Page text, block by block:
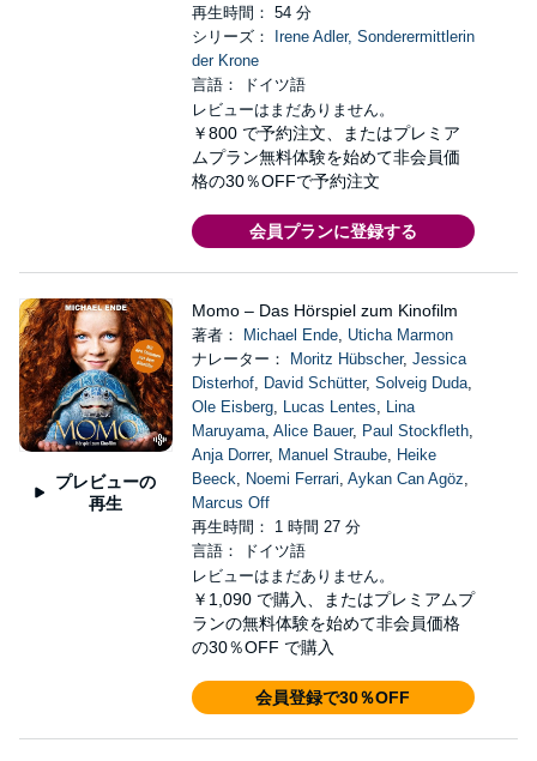
再生時間： 54 分
シリーズ：
Irene Adler, Sonderermittlerin
der Krone
言語： ドイツ語
レビューはまだありません。
￥800 で予約注文、またはプレミア
ムプラン無料体験を始めて非会員価
格の30％OFFで予約注文
会員プランに登録する
プレビューの
再生
Momo – Das Hörspiel zum Kinofilm
著者： Michael Ende, Uticha Marmon
ナレーター：
Moritz Hübscher, Jessica
Disterhof, David Schütter, Solveig Duda,
Ole Eisberg, Lucas Lentes, Lina
Maruyama, Alice Bauer, Paul Stockfleth,
Anja Dorrer, Manuel Straube, Heike
Beeck, Noemi Ferrari, Aykan Can Agöz,
Marcus Off
再生時間： 1 時間 27 分
言語： ドイツ語
レビューはまだありません。
￥1,090 で購入、またはプレミアムプ
ランの無料体験を始めて非会員価格
の30％OFF で購入
会員登録で30％OFF